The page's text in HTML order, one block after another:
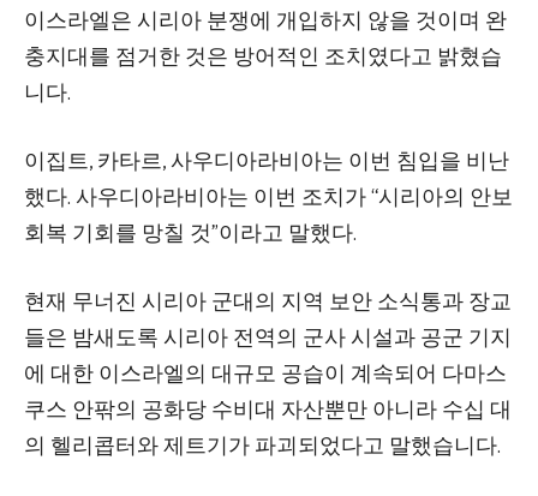
이스라엘은 시리아 분쟁에 개입하지 않을 것이며 완
충지대를 점거한 것은 방어적인 조치였다고 밝혔습
니다.
이집트, 카타르, 사우디아라비아는 이번 침입을 비난
했다. 사우디아라비아는 이번 조치가 “시리아의 안보
회복 기회를 망칠 것”이라고 말했다.
현재 무너진 시리아 군대의 지역 보안 소식통과 장교
들은 밤새도록 시리아 전역의 군사 시설과 공군 기지
에 대한 이스라엘의 대규모 공습이 계속되어 다마스
쿠스 안팎의 공화당 수비대 자산뿐만 아니라 수십 대
의 헬리콥터와 제트기가 파괴되었다고 말했습니다.